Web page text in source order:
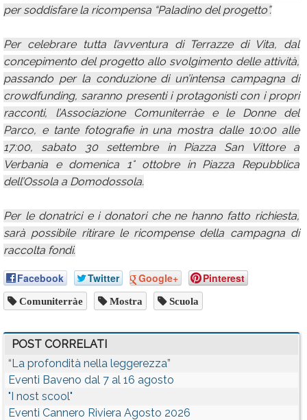
per soddisfare la ricompensa “Paladino del progetto”.
Per celebrare tutta l’avventura di Terrazze di Vita, dal
concepimento del progetto allo svolgimento delle attività,
passando per la conduzione di un’intensa campagna di
crowdfunding, saranno presenti i protagonisti con i propri
racconti, l’Associazione Comuniterràe e le Donne del
Parco, e tante fotografie in una mostra dalle 10:00 alle
17:00, sabato 30 settembre in Piazza San Vittore a
Verbania e domenica 1° ottobre in Piazza Repubblica
dell’Ossola a Domodossola.
Per le donatrici e i donatori che ne hanno fatto richiesta,
sarà possibile ritirare le ricompense della campagna di
raccolta fondi.
Facebook Twitter Google+ Pinterest
Comuniterràe Mostra Scuola
POST CORRELATI
“La profondità nella leggerezza”
Eventi Baveno dal 7 al 16 agosto
"I nost scool"
Eventi Cannero Riviera Agosto 2026